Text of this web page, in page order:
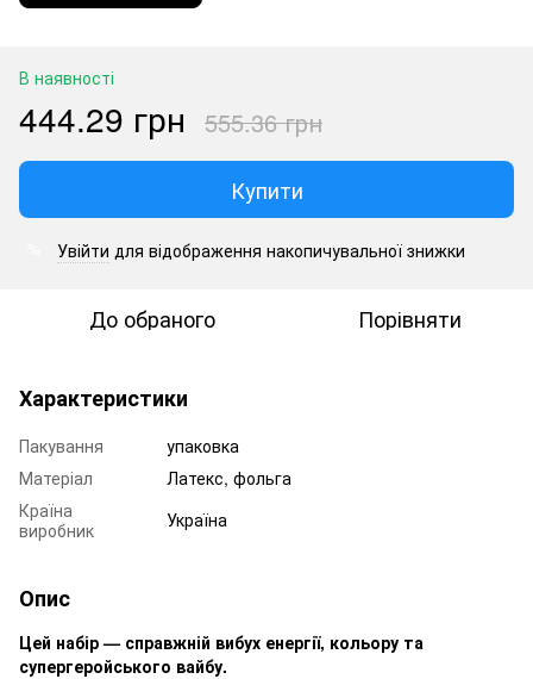
В наявності
444.29 грн 555.36 грн
Купити
Увійти для відображення накопичувальної знижки
До обраного Порівняти
Характеристики
Пакування
упаковка
Матеріал
Латекс, фольга
Країна
виробник
Україна
Опис
Цей набір — справжній вибух енергії, кольору та
супергеройського вайбу.